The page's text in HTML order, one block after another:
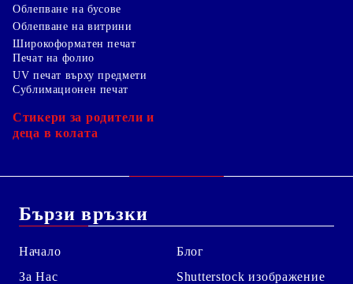
Облепване на бусове
Облепване на витрини
Широкоформатен печат
Печат на фолио
UV печат върху предмети
Сублимационен печат
Стикери за родители и
деца в колата
Бързи връзки
Начало
За Нас
Блог
Shutterstock изображение